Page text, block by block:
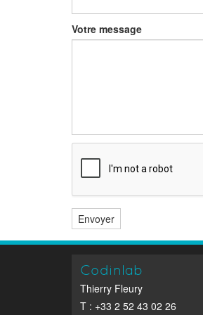
Votre message
Envoyer
Codinlab
Thierry Fleury
T : +33 2 52 43 02 26